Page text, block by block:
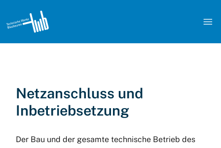

Netzanschluss und
Inbetriebsetzung
Der Bau und der gesamte technische Betrieb des